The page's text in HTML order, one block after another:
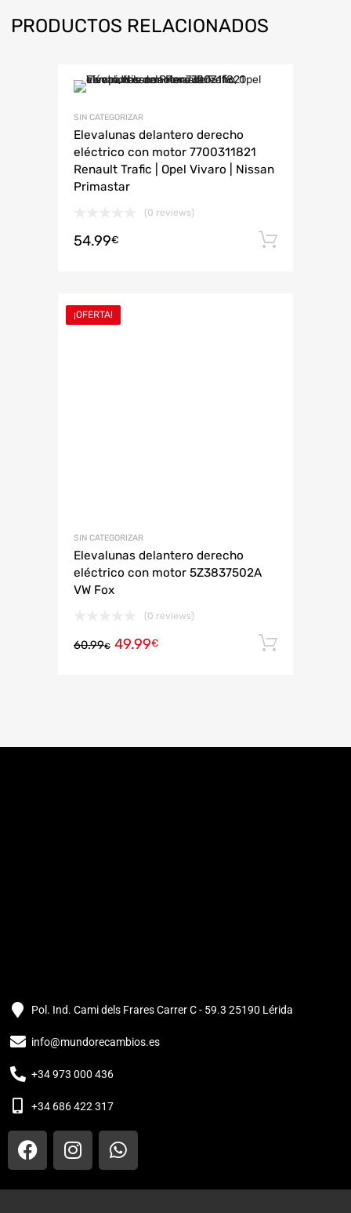
PRODUCTOS RELACIONADOS
SIN CATEGORIZAR
Elevalunas delantero derecho
eléctrico con motor 7700311821
Renault Trafic | Opel Vivaro | Nissan
Primastar
(0 reviews)
54.99€
¡OFERTA!
SIN CATEGORIZAR
Elevalunas delantero derecho
eléctrico con motor 5Z3837502A
VW Fox
(0 reviews)
60.99€ 49.99€
Pol. Ind. Cami dels Frares Carrer C - 59.3 25190 Lérida
info@mundorecambios.es
+34 973 000 436
+34 686 422 317